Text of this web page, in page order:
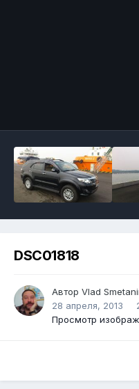
DSC01818
Автор Vlad
28 апреля, 2013
Просмотр